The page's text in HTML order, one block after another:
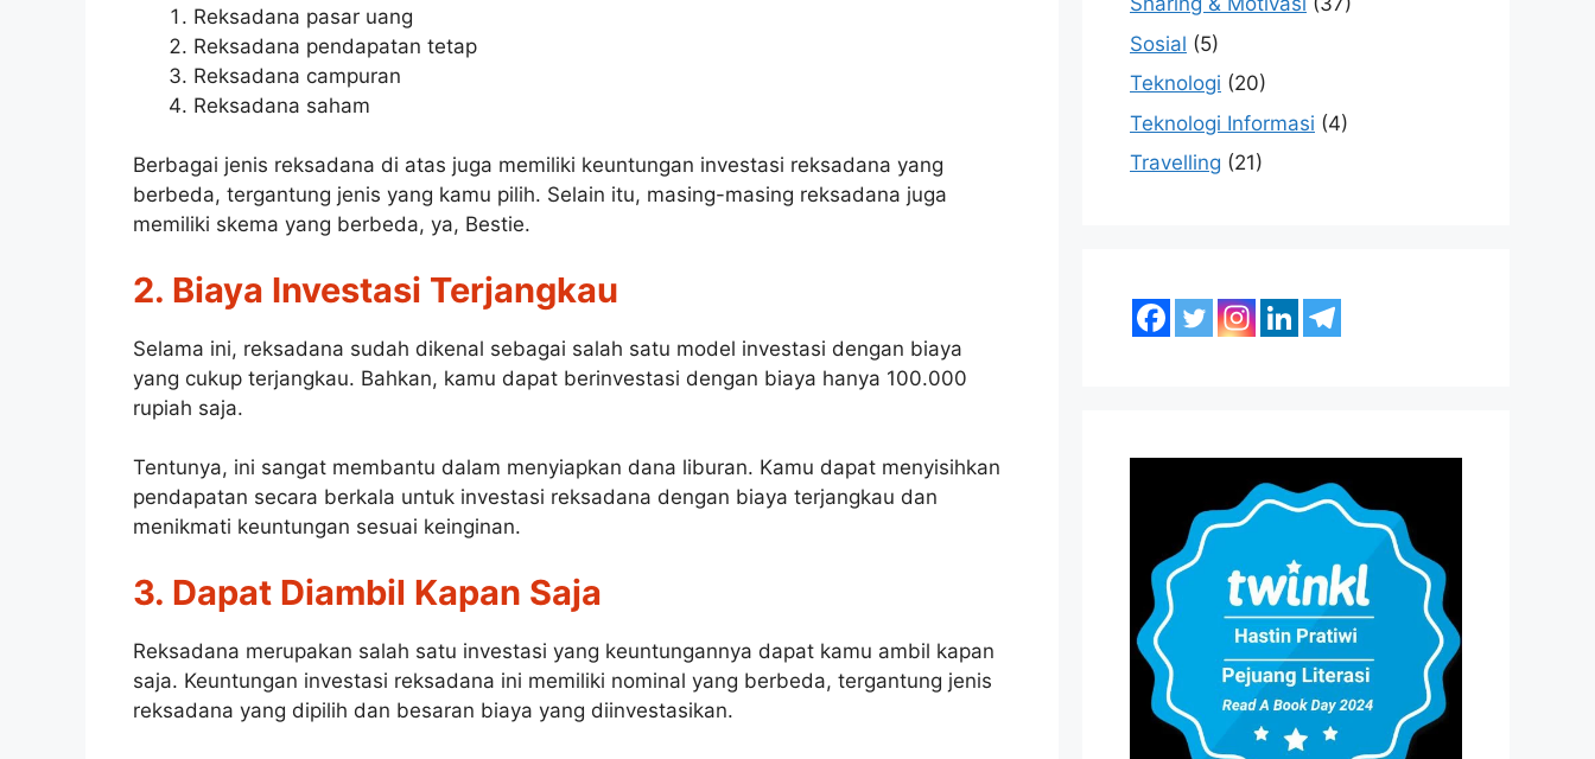
Reksadana pasar uang
Reksadana pendapatan tetap
Reksadana campuran
Reksadana saham
Berbagai jenis reksadana di atas juga memiliki keuntungan investasi reksadana yang
berbeda, tergantung jenis yang kamu pilih. Selain itu, masing-masing reksadana juga
memiliki skema yang berbeda, ya, Bestie.
2. Biaya Investasi Terjangkau
Selama ini, reksadana sudah dikenal sebagai salah satu model investasi dengan biaya
yang cukup terjangkau. Bahkan, kamu dapat berinvestasi dengan biaya hanya 100.000
rupiah saja.
Tentunya, ini sangat membantu dalam menyiapkan dana liburan. Kamu dapat menyisihkan
pendapatan secara berkala untuk investasi reksadana dengan biaya terjangkau dan
menikmati keuntungan sesuai keinginan.
3. Dapat Diambil Kapan Saja
Reksadana merupakan salah satu investasi yang keuntungannya dapat kamu ambil kapan
saja. Keuntungan investasi reksadana ini memiliki nominal yang berbeda, tergantung jenis
reksadana yang dipilih dan besaran biaya yang diinvestasikan.
Sosial (5)
Teknologi (20)
Teknologi Informasi (4)
Travelling (21)